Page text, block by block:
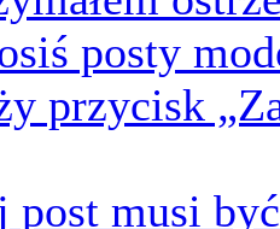
posty
przycisk
post musi